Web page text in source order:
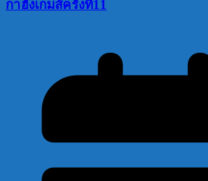
กาฮังเกมส์ครั้งที่11